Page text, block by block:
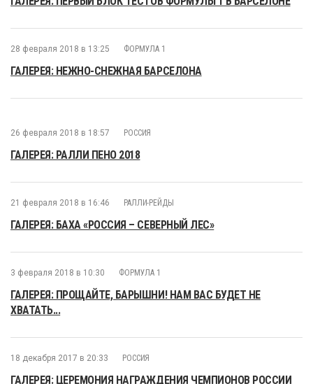
28 февраля 2018 в 13:25 ФОРМУЛА 1
ГАЛЕРЕЯ: НЕЖНО-СНЕЖНАЯ БАРСЕЛОНА
26 февраля 2018 в 18:57 РОССИЯ
ГАЛЕРЕЯ: РАЛЛИ ПЕНО 2018
21 февраля 2018 в 16:46 РАЛЛИ-РЕЙДЫ
ГАЛЕРЕЯ: БАХА «РОССИЯ – СЕВЕРНЫЙ ЛЕС»
3 февраля 2018 в 10:30 ФОРМУЛА 1
ГАЛЕРЕЯ: ПРОЩАЙТЕ, БАРЫШНИ! НАМ ВАС БУДЕТ НЕ
ХВАТАТЬ...
18 декабря 2017 в 20:33 РОССИЯ
ГАЛЕРЕЯ: ЦЕРЕМОНИЯ НАГРАЖДЕНИЯ ЧЕМПИОНОВ РОССИИ